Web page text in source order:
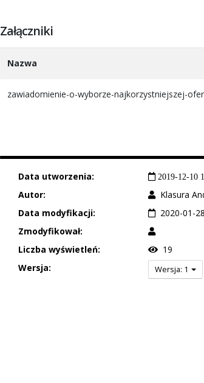
Załączniki
Nazwa
zawiadomienie-o-wyborze-najkorzystniejszej-
Data utworzenia: 2019-12-10
Autor:
Klasura
Data modyfikacji:
2020-01-
Zmodyfikował:
Liczba wyświetleń:
19
Wersja:
Wersja: 1